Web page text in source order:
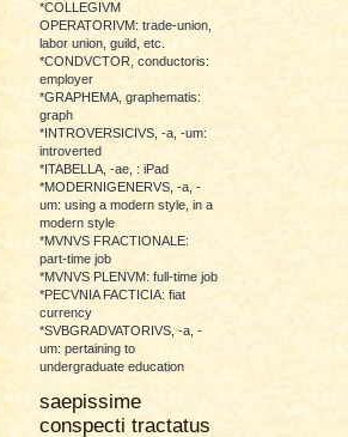
*COLLEGIVM
OPERATORIVM: trade-union,
labor union, guild, etc.
*CONDVCTOR, conductoris:
employer
*GRAPHEMA, graphematis:
graph
*INTROVERSICIVS, -a, -um:
introverted
*ITABELLA, -ae, : iPad
*MODERNIGENERVS, -a, -
um: using a modern style, in a
modern style
*MVNVS FRACTIONALE:
part-time job
*MVNVS PLENVM: full-time job
*PECVNIA FACTICIA: fiat
currency
*SVBGRADVATORIVS, -a, -
um: pertaining to
undergraduate education
saepissime
conspecti tractatus